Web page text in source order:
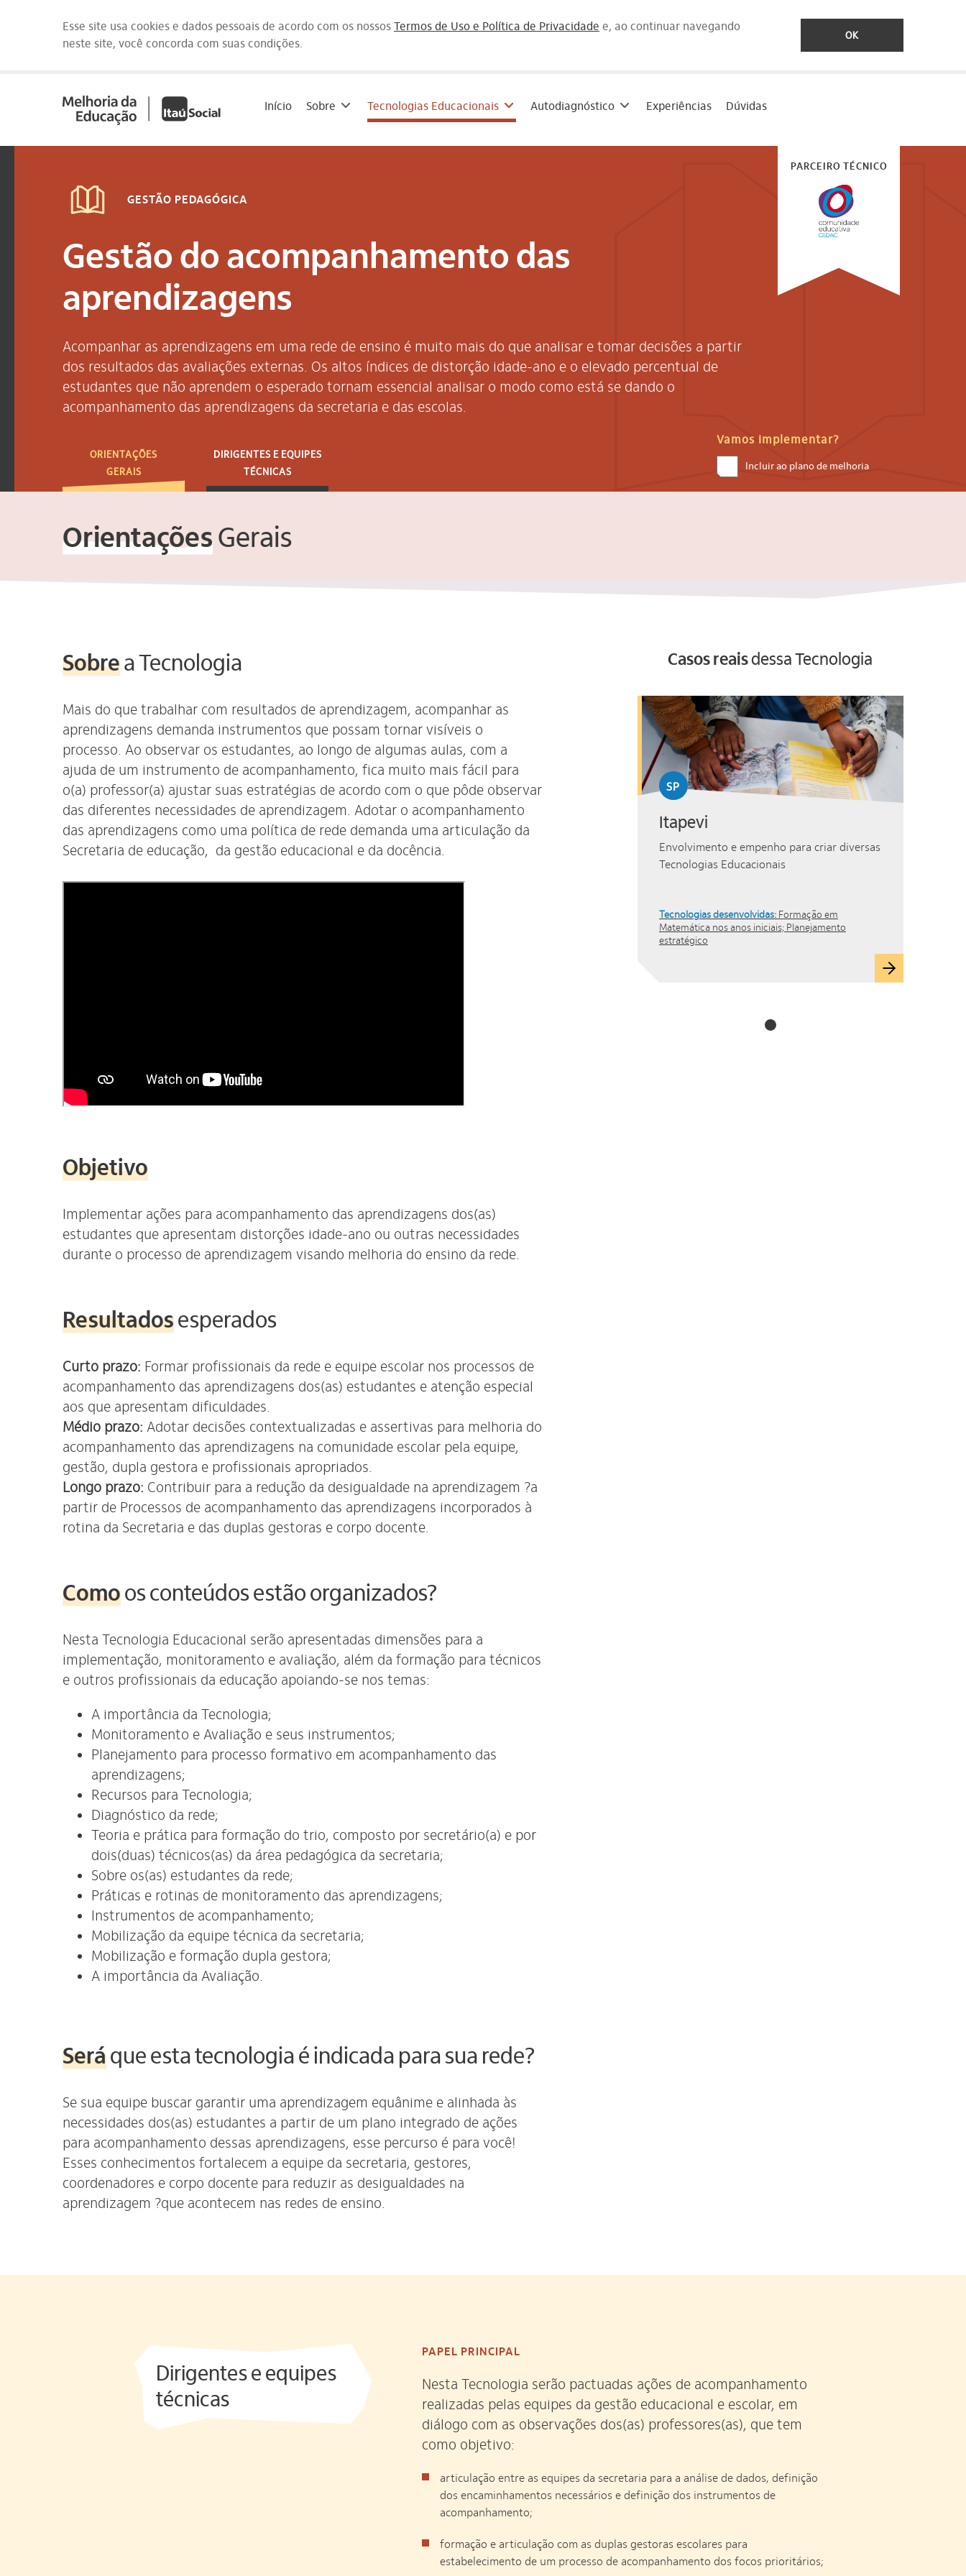
Esse site usa cookies e dados pessoais de acordo com os nossos Termos de Uso e Política de Privacidade e, ao continuar navegando
neste site, você concorda com suas condições.
OK
Início Sobre Tecnologias Educacionais Autodiagnóstico Experiências Dúvidas
PARCEIRO TÉCNICO
GESTÃO PEDAGÓGICA
Gestão do acompanhamento das
aprendizagens
Acompanhar as aprendizagens em uma rede de ensino é muito mais do que analisar e tomar decisões a partir
dos resultados das avaliações externas. Os altos índices de distorção idade-ano e o elevado percentual de
estudantes que não aprendem o esperado tornam essencial analisar o modo como está se dando o
acompanhamento das aprendizagens da secretaria e das escolas.
Vamos implementar?
Incluir ao plano de melhoria
ORIENTAÇÕES
GERAIS
DIRIGENTES E EQUIPES
TÉCNICAS
OrientaçõesGerais
Sobrea Tecnologia
Mais do que trabalhar com resultados de aprendizagem, acompanhar as
aprendizagens demanda instrumentos que possam tornar visíveis o
processo. Ao observar os estudantes, ao longo de algumas aulas, com a
ajuda de um instrumento de acompanhamento, fica muito mais fácil para
o(a) professor(a) ajustar suas estratégias de acordo com o que pôde observar
das diferentes necessidades de aprendizagem. Adotar o acompanhamento
das aprendizagens como uma política de rede demanda uma articulação da
Secretaria de educação, da gestão educacional e da docência.
Objetivo
Implementar ações para acompanhamento das aprendizagens dos(as)
estudantes que apresentam distorções idade-ano ou outras necessidades
durante o processo de aprendizagem visando melhoria do ensino da rede.
Resultadosesperados
Curto prazo: Formar profissionais da rede e equipe escolar nos processos de
acompanhamento das aprendizagens dos(as) estudantes e atenção especial
aos que apresentam dificuldades.
Médio prazo: Adotar decisões contextualizadas e assertivas para melhoria do
acompanhamento das aprendizagens na comunidade escolar pela equipe,
gestão, dupla gestora e profissionais apropriados.
Longo prazo: Contribuir para a redução da desigualdade na aprendizagem ?a
partir de Processos de acompanhamento das aprendizagens incorporados à
rotina da Secretaria e das duplas gestoras e corpo docente.
Comoos conteúdos estão organizados?
Nesta Tecnologia Educacional serão apresentadas dimensões para a
implementação, monitoramento e avaliação, além da formação para técnicos
e outros profissionais da educação apoiando-se nos temas:
A importância da Tecnologia;
Monitoramento e Avaliação e seus instrumentos;
Planejamento para processo formativo em acompanhamento das
aprendizagens;
Recursos para Tecnologia;
Diagnóstico da rede;
Teoria e prática para formação do trio, composto por secretário(a) e por
dois(duas) técnicos(as) da área pedagógica da secretaria;
Sobre os(as) estudantes da rede;
Práticas e rotinas de monitoramento das aprendizagens;
Instrumentos de acompanhamento;
Mobilização da equipe técnica da secretaria;
Mobilização e formação dupla gestora;
A importância da Avaliação.
Seráque esta tecnologia é indicada para sua rede?
Se sua equipe buscar garantir uma aprendizagem equânime e alinhada às
necessidades dos(as) estudantes a partir de um plano integrado de ações
para acompanhamento dessas aprendizagens, esse percurso é para você!
Esses conhecimentos fortalecem a equipe da secretaria, gestores,
coordenadores e corpo docente para reduzir as desigualdades na
aprendizagem ?que acontecem nas redes de ensino.
Casos reaisdessa Tecnologia
SP
Itapevi
Envolvimento e empenho para criar diversas
Tecnologias Educacionais
Tecnologias desenvolvidas: Formação em
Matemática nos anos iniciais; Planejamento
estratégico
Dirigentes e equipes
técnicas
PAPEL PRINCIPAL
Nesta Tecnologia serão pactuadas ações de acompanhamento
realizadas pelas equipes da gestão educacional e escolar, em
diálogo com as observações dos(as) professores(as), que tem
como objetivo:
articulação entre as equipes da secretaria para a análise de dados, definição
dos encaminhamentos necessários e definição dos instrumentos de
acompanhamento;
formação e articulação com as duplas gestoras escolares para
estabelecimento de um processo de acompanhamento dos focos prioritários;